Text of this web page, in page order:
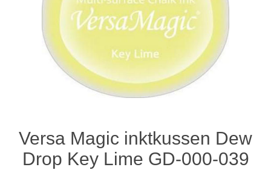
Stompkaarsen
Magic
Personen
Steampunk
60 bij 40 cm
Alcohol ink
Embossing
Inkt
Gummiapan
Lavinia Stamps
CraftEmotions
Distress
Inspiratie
Art Journal 2025
Kaarten 2025
Art Journal 2024
Versa Magic inktkussen Dew
Drop Key Lime GD-000-039